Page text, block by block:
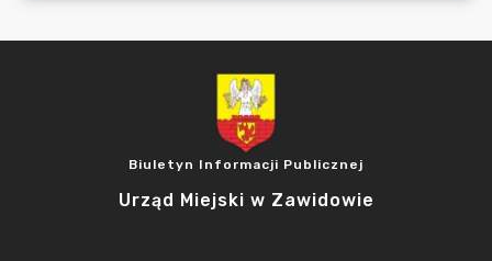
Biuletyn Informacji Publicznej
Urząd Miejski w Zawidowie